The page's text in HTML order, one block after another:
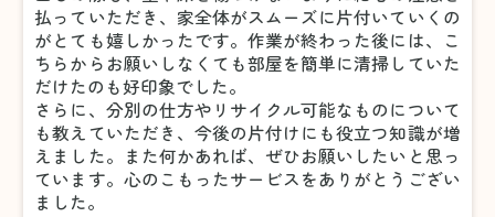
払っていただき、家全体がスムーズに片付いていくの
がとても嬉しかったです。作業が終わった後には、こ
ちらからお願いしなくても部屋を簡単に清掃していた
だけたのも好印象でした。
さらに、分別の仕方やリサイクル可能なものについて
も教えていただき、今後の片付けにも役立つ知識が増
えました。また何かあれば、ぜひお願いしたいと思っ
ています。心のこもったサービスをありがとうござい
ました。